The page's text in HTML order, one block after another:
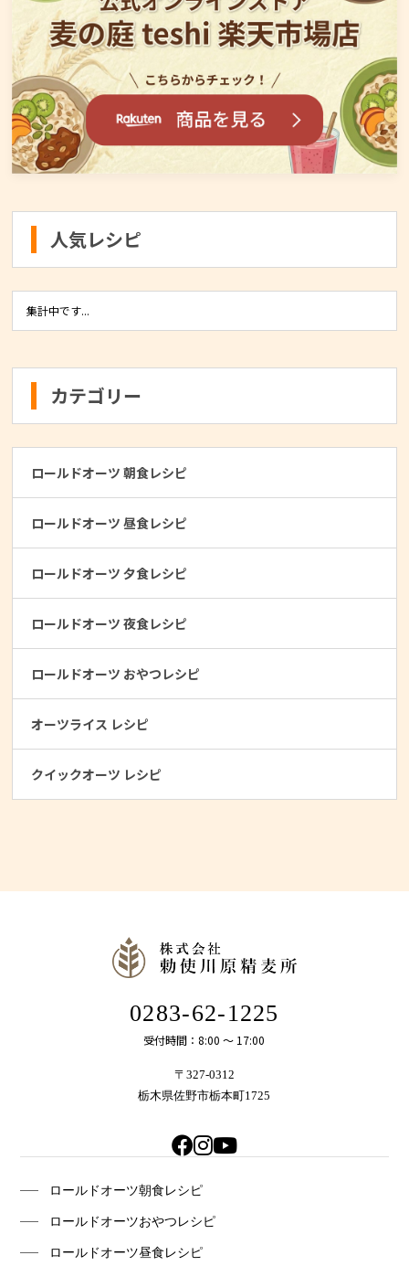
人気レシピ
集計中です...
カテゴリー
ロールドオーツ 朝食レシピ
ロールドオーツ 昼食レシピ
ロールドオーツ 夕食レシピ
ロールドオーツ 夜食レシピ
ロールドオーツ おやつレシピ
オーツライス レシピ
クイックオーツ レシピ
0283-62-1225
受付時間：8:00 〜 17:00
〒327-0312
栃木県佐野市栃本町1725
ロールドオーツ朝食レシピ
ロールドオーツおやつレシピ
ロールドオーツ昼食レシピ